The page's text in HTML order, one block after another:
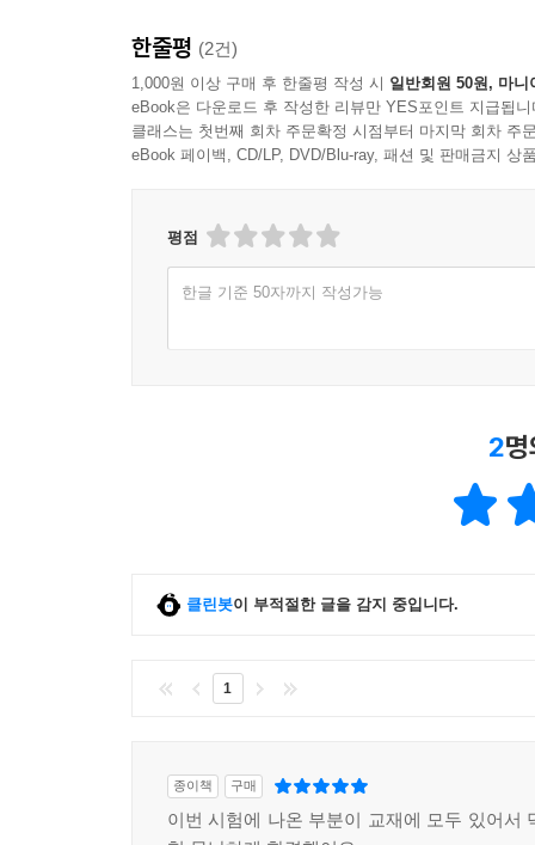
한줄평 (2건)
1,000원 이상 구매 후 한줄평 작성 시 일반회원 50원, 마니
eBook은 다운로드 후 작성한 리뷰만 YES포인트 지급됩니
클래스는 첫번째 회차 주문확정 시점부터 마지막 회차 주
eBook 페이백, CD/LP, DVD/Blu-ray, 패션 및 판매금지 상
평점
한글 기준 50자까지 작성가능
2
클린봇이 부적절한 글을 감지 중입니다.
1
종이책 구매
이번 시험에 나온 부분이 교재에 모두 있어서